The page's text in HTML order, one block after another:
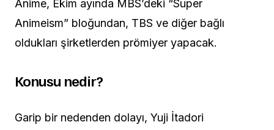
Anime, Ekim ayında MBS’deki “Super
Animeism” bloğundan, TBS ve diğer bağlı
oldukları şirketlerden prömiyer yapacak.
Konusu nedir?
Garip bir nedenden dolayı, Yuji İtadori